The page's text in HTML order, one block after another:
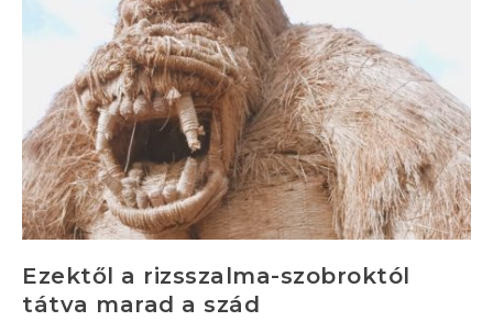
Ezektől a rizsszalma-szobroktól
tátva marad a szád